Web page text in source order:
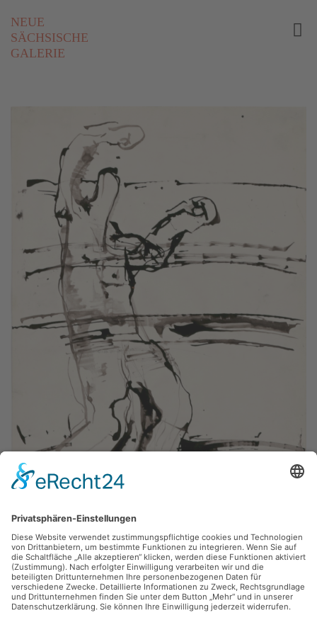
NEUE
SÄCHSISCHE
GALERIE
Wolfgang Einmahl, Boxer
1975, Tusche, 30 x 42.5 cm, Inv.: DL-B-2009-04
zurück